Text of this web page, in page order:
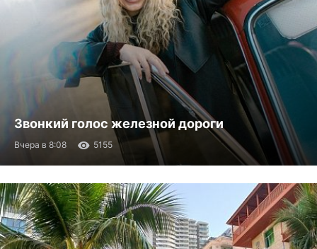
Звонкий голос железной дороги
Вчера в 8:08 5155